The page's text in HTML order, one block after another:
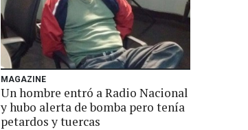
MAGAZINE
Un hombre entró a Radio Nacional
y hubo alerta de bomba pero tenía
petardos y tuercas